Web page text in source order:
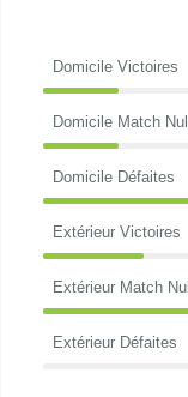
Domicile Victoires
Domicile Match Nul
Domicile Défaites
Extérieur Victoires
Extérieur Match Nul
Extérieur Défaites